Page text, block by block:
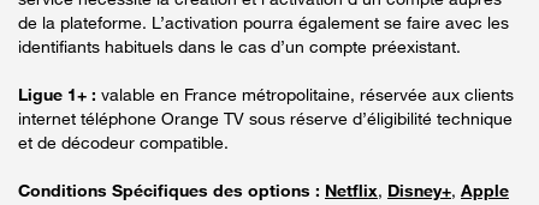
de la plateforme. L’activation pourra également se faire avec les
identifiants habituels dans le cas d’un compte préexistant.
Ligue 1+ : valable en France métropolitaine, réservée aux clients
internet téléphone Orange TV sous réserve d’éligibilité technique
et de décodeur compatible.
Conditions Spécifiques des options : Netflix, Disney+, Apple